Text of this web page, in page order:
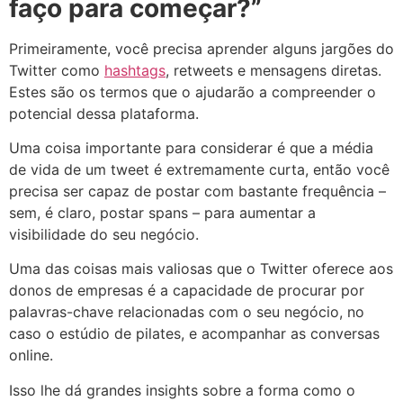
faço para começar?”
Primeiramente, você precisa aprender alguns jargões do
Twitter como hashtags, retweets e mensagens diretas.
Estes são os termos que o ajudarão a compreender o
potencial dessa plataforma.
Uma coisa importante para considerar é que a média
de vida de um tweet é extremamente curta, então você
precisa ser capaz de postar com bastante frequência –
sem, é claro, postar spans – para aumentar a
visibilidade do seu negócio.
Uma das coisas mais valiosas que o Twitter oferece aos
donos de empresas é a capacidade de procurar por
palavras-chave relacionadas com o seu negócio, no
caso o estúdio de pilates, e acompanhar as conversas
online.
Isso lhe dá grandes insights sobre a forma como o